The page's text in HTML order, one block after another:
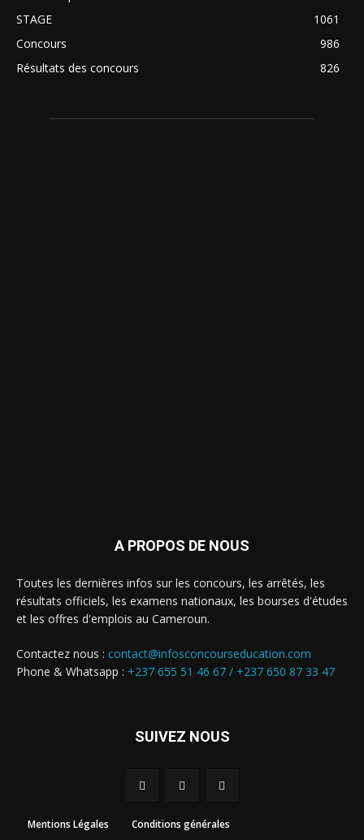
STAGE
1061
Concours
986
Résultats des concours
826
A PROPOS DE NOUS
Toutes les dernières infos sur les concours, les arrêtés, les
résultats officiels, les examens nationaux, les bourses d'études
et les offres d'emplois au Cameroun.
Contactez nous : contact@infosconcourseducation.com
Phone & Whatsapp : +237 655 51 46 67 / +237 650 87 33 47
SUIVEZ NOUS
Mentions Légales Conditions générales